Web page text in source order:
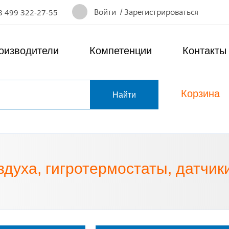
499 322-27-55 Войти /Зарегистрироваться
Компетенции Контакты
Корзина
гигротермостаты,